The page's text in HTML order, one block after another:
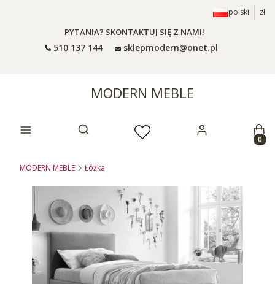
polski zł
PYTANIA? SKONTAKTUJ SIĘ Z NAMI!
510 137 144 sklepmodern@onet.pl
MODERN MEBLE
Otwórz wyszukiwarkę
MODERN MEBLE Łóżka